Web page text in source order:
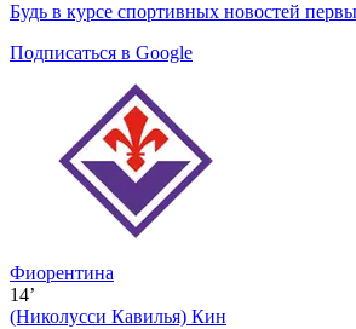
Будь в курсе спортивных новостей
Подписаться в Google
Фиорентина
14’
(Николусси Кавилья) Кин